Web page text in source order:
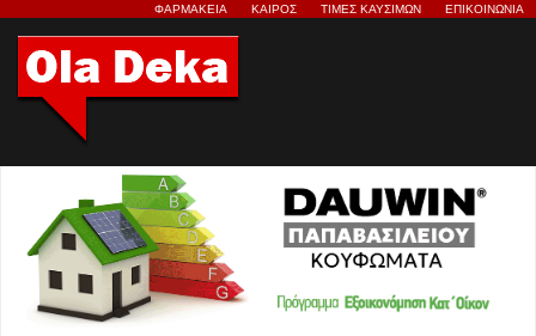
ΦΑΡΜΑΚΕΙΑ ΚΑΙΡΟΣ ΤΙΜΕΣ ΚΑΥΣΙΜΩΝ ΕΠΙΚΟΙΝΩΝΙΑ